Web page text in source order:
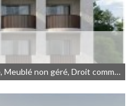
Résidence Principale, Denormandie, Meublé non géré, Droit commun